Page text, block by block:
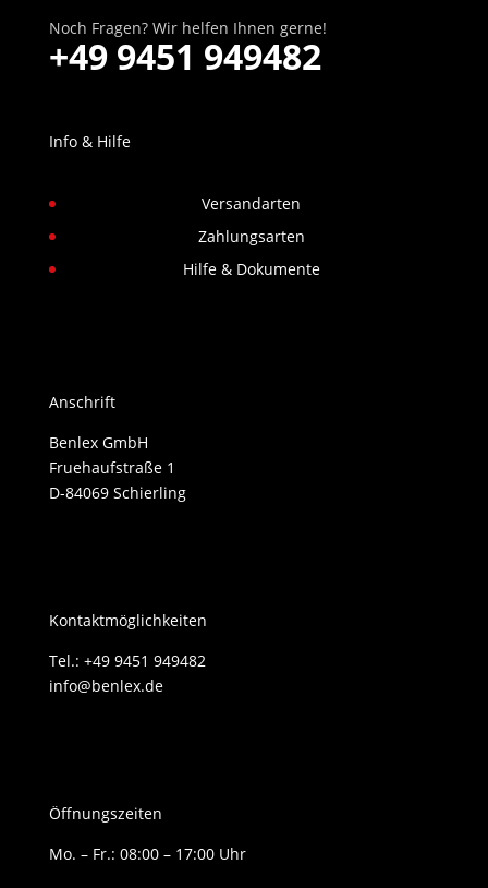
Noch Fragen? Wir helfen Ihnen gerne!
+49 9451 949482
Info & Hilfe
Versandarten
Zahlungsarten
Hilfe & Dokumente
Anschrift
Benlex GmbH
Fruehaufstraße 1
D-84069 Schierling
Kontaktmöglichkeiten
Tel.: +49 9451 949482
info@benlex.de
Öffnungszeiten
Mo. – Fr.: 08:00 – 17:00 Uhr